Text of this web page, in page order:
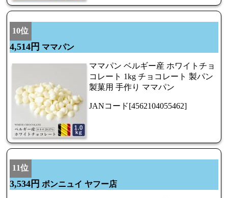
10位
4,514円 ママパン
ママパン ベルギー産 ホワイトチョ
コレート 1kg チョコレート 製パン
製菓用 手作り ママパン
JANコード[4562104055462]
11位
3,534円 ボンニュイ ヤフー店